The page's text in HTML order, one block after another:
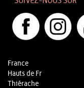
France
Hauts de Fr
Thiérache